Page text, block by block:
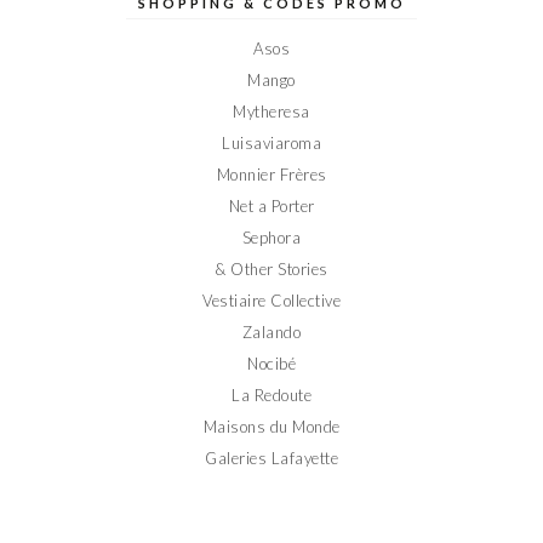
Asos
Mango
Mytheresa
Luisaviaroma
Monnier Frères
Net a Porter
Sephora
& Other Stories
Vestiaire Collective
Zalando
Nocibé
La Redoute
Maisons du Monde
Galeries Lafayette